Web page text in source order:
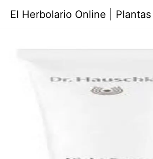
contenido
El Herbolario Online |